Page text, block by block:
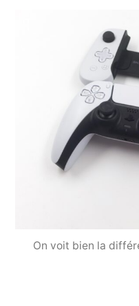
On voit bien la